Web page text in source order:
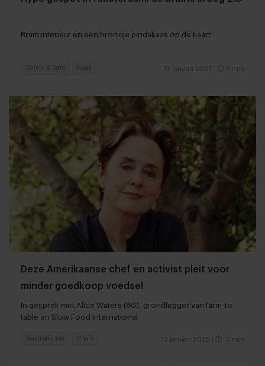
Bruin interieur en een broodje pindakaas op de kaart
13 januari 2025 3 min
Café's & Bars Food
Deze Amerikaanse chef en activist pleit voor
minder goedkoop voedsel
In gesprek met Alice Waters (80), grondlegger van farm-to-
table en Slow Food International
12 januari 2025 13 min
Gastronomie Chefs